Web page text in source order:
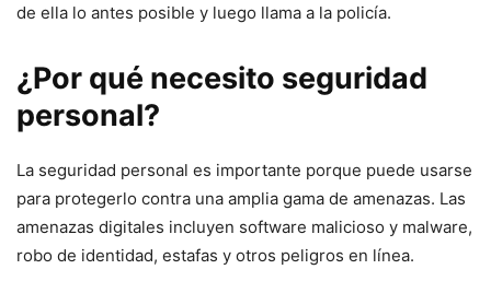
de ella lo antes posible y luego llama a la policía.
¿Por qué necesito seguridad
personal?
La seguridad personal es importante porque puede usarse
para protegerlo contra una amplia gama de amenazas. Las
amenazas digitales incluyen software malicioso y malware,
robo de identidad, estafas y otros peligros en línea.